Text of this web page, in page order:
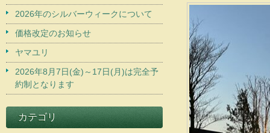
2026年のシルバーウィークについて
価格改定のお知らせ
ヤマユリ
2026年8月7日(金)～17日(月)は完全予
約制となります
カテゴリ